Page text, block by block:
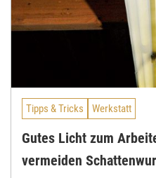
Tipps & Tricks Werkstatt
Gutes Licht zum
vermeiden